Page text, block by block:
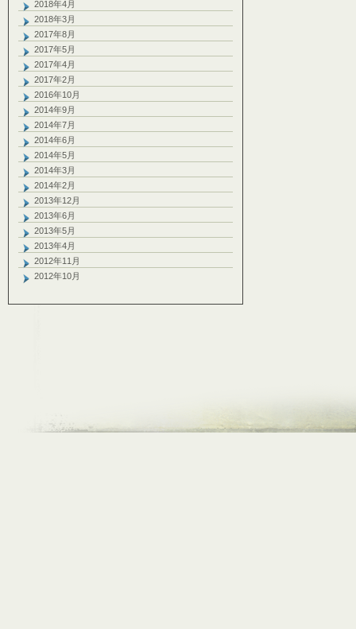
2018年4月
2018年3月
2017年8月
2017年5月
2017年4月
2017年2月
2016年10月
2014年9月
2014年7月
2014年6月
2014年5月
2014年3月
2014年2月
2013年12月
2013年6月
2013年5月
2013年4月
2012年11月
2012年10月